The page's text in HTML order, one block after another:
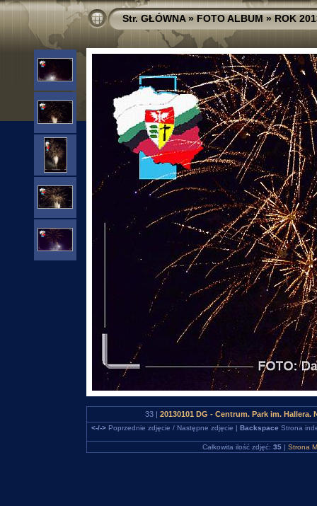
Str. GŁÓWNA»FOTO ALBUM»ROK
33 | 20130101 DG - Centrum. Park im.
<-/->Poprzednie zdjęcie / Następne zdjęcie | Backspace Strona
Całkowita ilość zdjęć: 35 | Strona